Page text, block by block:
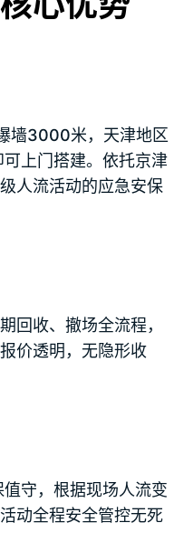
墙3000米，天津地区
上门搭建。依托京津
人流活动的应急安保
回收、撤场全流程，
价透明，无隐形收
守，根据现场人流变
动全程安全管控无死